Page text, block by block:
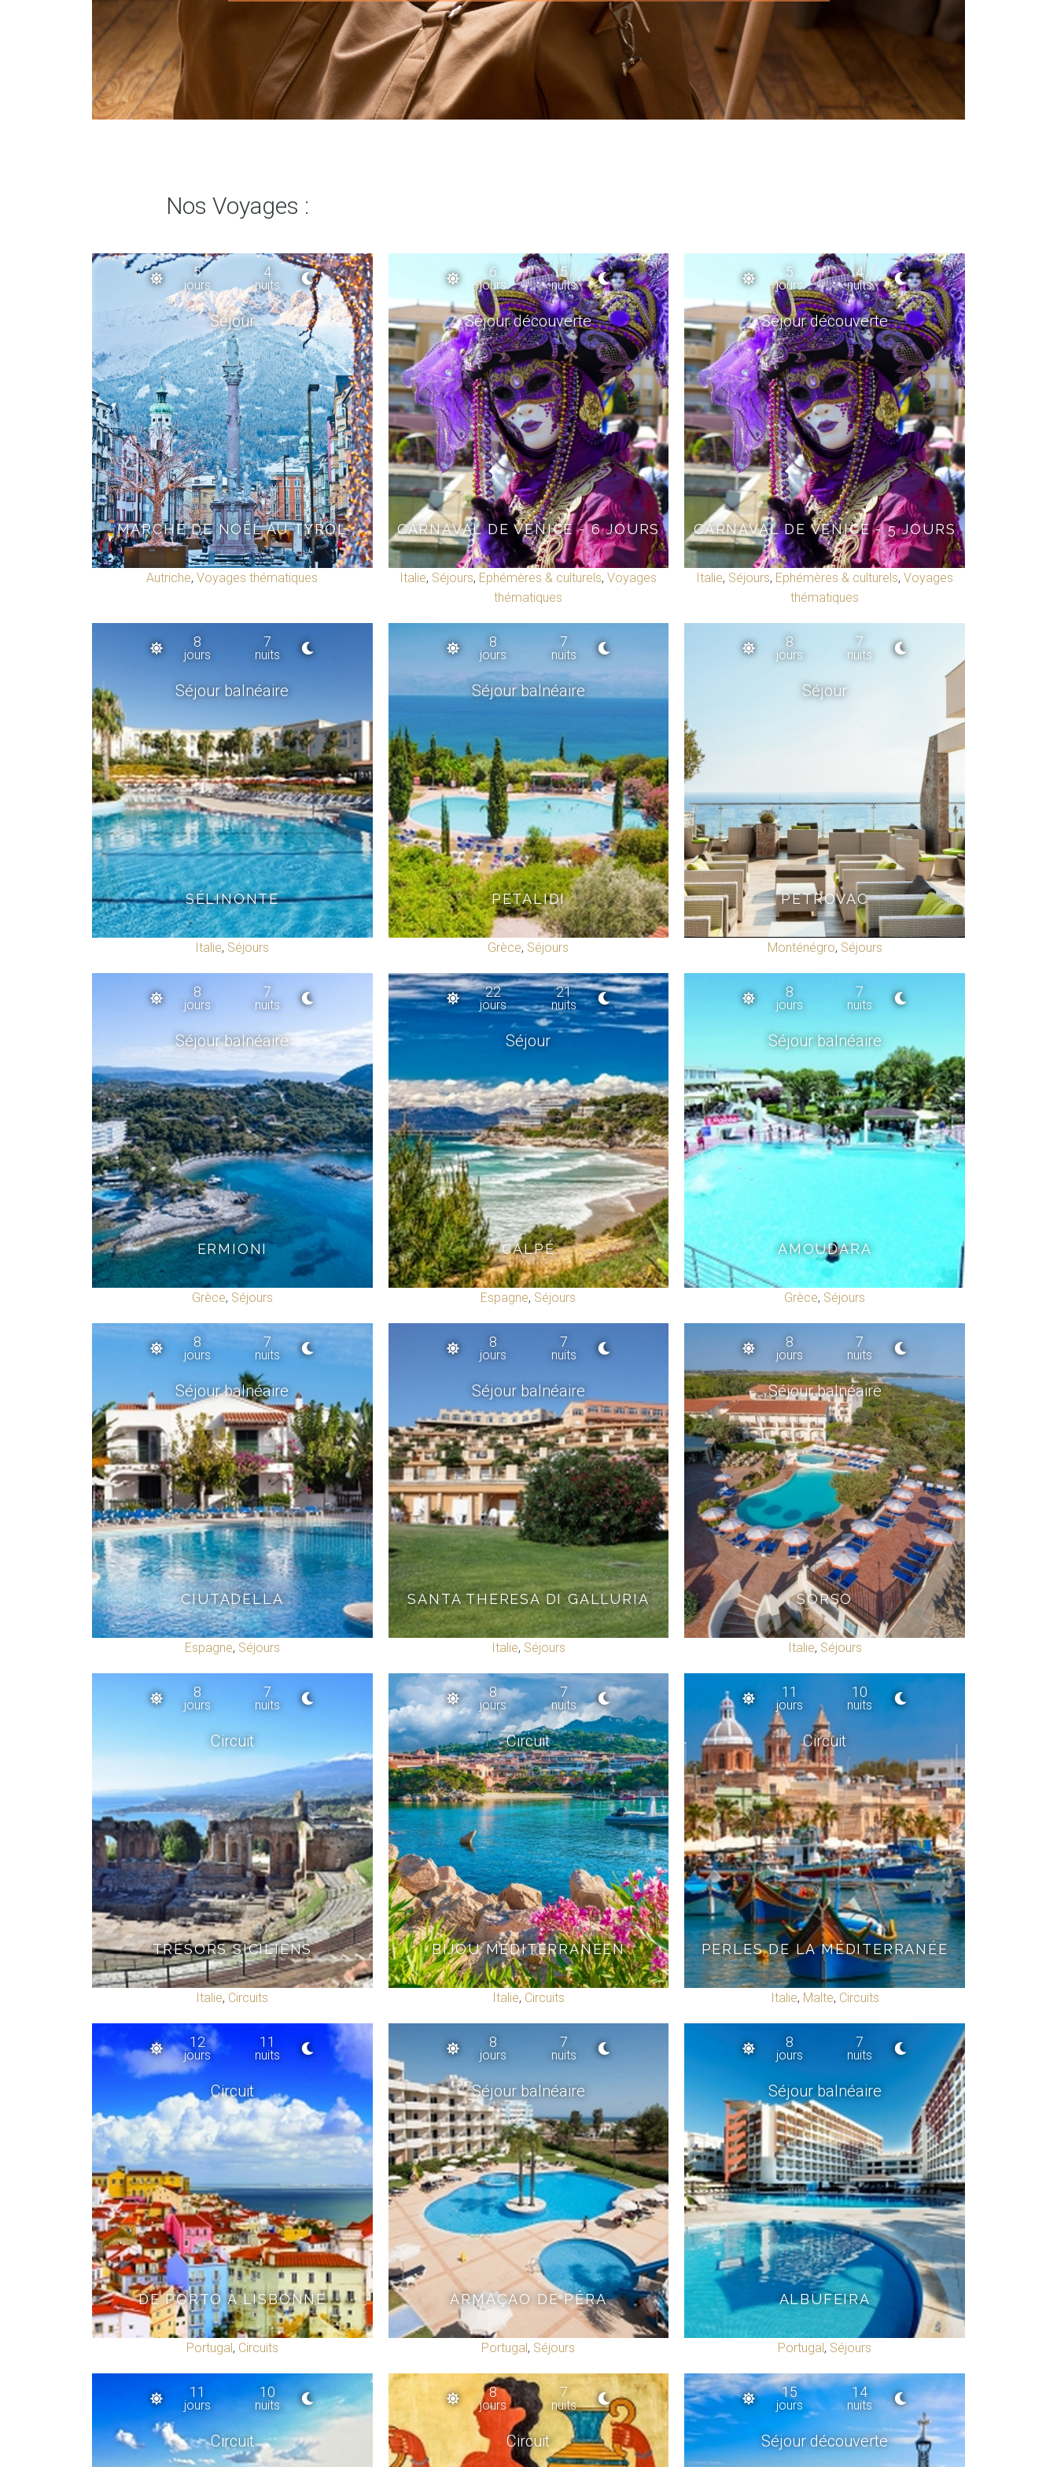
Nos Voyages :
Séjour
5
jours
4
nuits
MARCHÉ DE NOËL AU TYROL
Autriche,Voyages thématiques
Séjour découverte
6
jours
5
nuits
CARNAVAL DE VENICE - 6 JOURS
Italie, Séjours, Ephémères & culturels,Voyages
thématiques
Séjour découverte
5
jours
4
nuits
CARNAVAL DE VENICE - 5 JOURS
Italie, Séjours, Ephémères & culturels,Voyages
thématiques
Séjour balnéaire
8
jours
7
nuits
SÉLINONTE
Italie, Séjours
Séjour balnéaire
8
jours
7
nuits
PETALIDI
Grèce, Séjours
Séjour
8
jours
7
nuits
PETROVAC
Monténégro, Séjours
Séjour balnéaire
8
jours
7
nuits
ERMIONI
Grèce, Séjours
Séjour
22
jours
21
nuits
CALPÉ
Espagne, Séjours
Séjour balnéaire
8
jours
7
nuits
AMOUDARA
Grèce, Séjours
Séjour balnéaire
8
jours
7
nuits
CIUTADELLA
Espagne, Séjours
Séjour balnéaire
8
jours
7
nuits
SANTA THERESA DI GALLURIA
Italie, Séjours
Séjour balnéaire
8
jours
7
nuits
SORSO
Italie, Séjours
Circuit
8
jours
7
nuits
TRÉSORS SICILIENS
Italie, Circuits
Circuit
8
jours
7
nuits
BIJOU MÉDITERRANÉEN
Italie, Circuits
Circuit
11
jours
10
nuits
PERLES DE LA MÉDITERRANÉE
Italie, Malte, Circuits
Circuit
12
jours
11
nuits
DE PORTO À LISBONNE
Portugal, Circuits
Séjour balnéaire
8
jours
7
nuits
ARMAÇAO DE PÊRA
Portugal, Séjours
Séjour balnéaire
8
jours
7
nuits
ALBUFEIRA
Portugal, Séjours
Circuit
11
jours
10
nuits
Circuit
8
jours
7
nuits
Séjour découverte
15
jours
14
nuits